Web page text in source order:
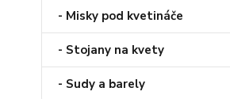
- Misky pod kvetináče
- Stojany na kvety
- Sudy a barely